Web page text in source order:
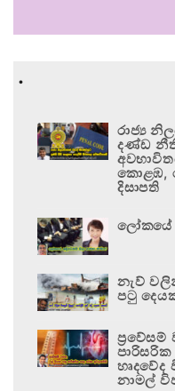
.
රාජ්‍ය
දණ්ඩ නීති
කොළඹ,
දිසාපති
ලෝකයේ
නැව්
පටු
නාමල්